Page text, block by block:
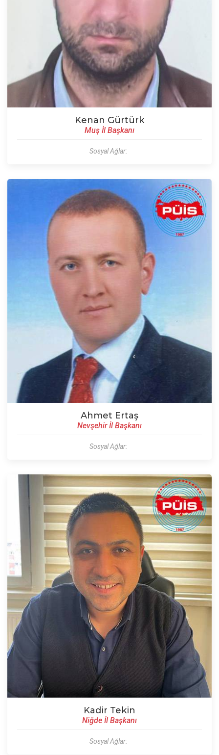
Kenan Gürtürk
Muş İl Başkanı
Sosyal Ağlar:
Ahmet Ertaş
Nevşehir İl Başkanı
Sosyal Ağlar:
Kadir Tekin
Niğde İl Başkanı
Sosyal Ağlar: